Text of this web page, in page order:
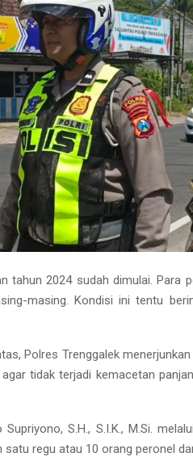
tahun 2024 sudah dimulai. Para
masing. Kondisi ini tentu
Polres Trenggalek
tidak terjadi kemacetan
S.H., S.I.K., M.Si.
regu atau 10 orang peronel